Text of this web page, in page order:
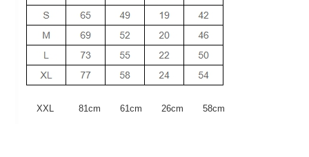
XXL 81cm 61cm 26cm 58cm